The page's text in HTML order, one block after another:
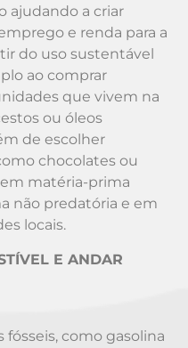
ajudando a criar
e renda para a
do uso sustentável
ao comprar
que vivem na
ou óleos
de escolher
chocolates ou
matéria-prima
não predatória e em
locais.
E ANDAR
como gasolina